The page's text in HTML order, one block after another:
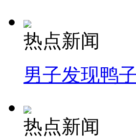
热点新闻
男子发现鸭
热点新闻